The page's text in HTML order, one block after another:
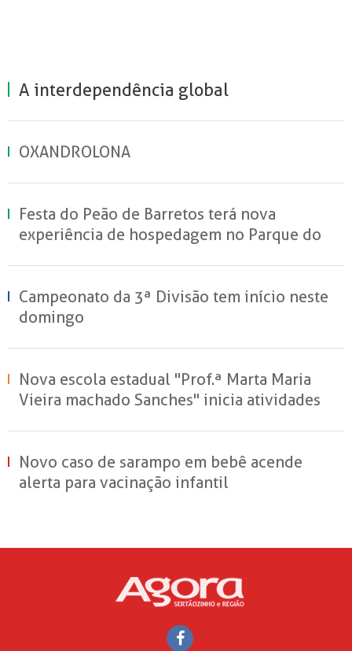
A interdependência global
OXANDROLONA
Festa do Peão de Barretos terá nova
experiência de hospedagem no Parque do
Campeonato da 3ª Divisão tem início neste
domingo
Nova escola estadual "Prof.ª Marta Maria
Vieira machado Sanches" inicia atividades
Novo caso de sarampo em bebê acende
alerta para vacinação infantil